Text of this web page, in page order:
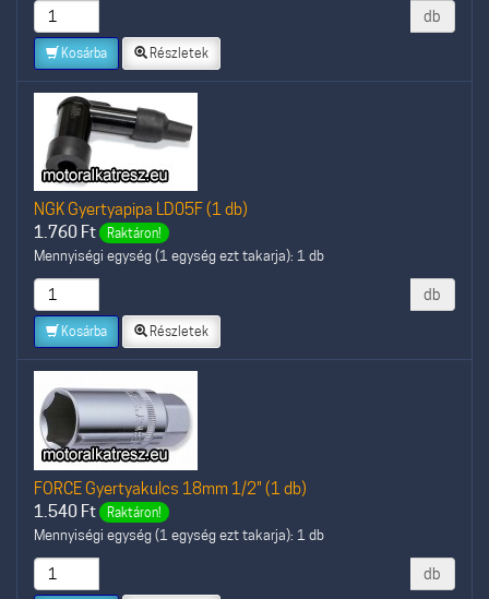
db
Kosárba Részletek
NGK Gyertyapipa LD05F (1 db)
1.760 Ft Raktáron!
Mennyiségi egység (1 egység ezt takarja): 1 db
db
Kosárba Részletek
FORCE Gyertyakulcs 18mm 1/2" (1 db)
1.540 Ft Raktáron!
Mennyiségi egység (1 egység ezt takarja): 1 db
db